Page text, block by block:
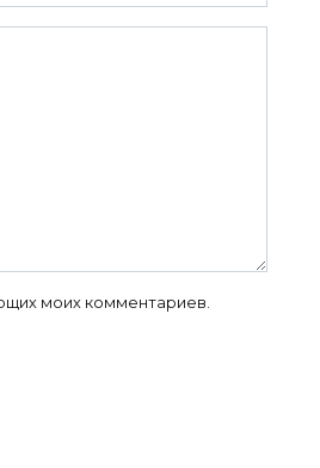
моих комментариев.